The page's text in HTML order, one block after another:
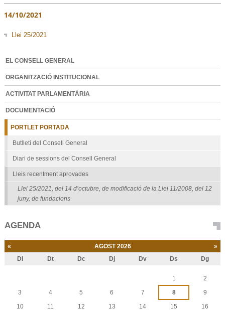
14/10/2021
Llei 25/2021
EL CONSELL GENERAL
ORGANITZACIÓ INSTITUCIONAL
ACTIVITAT PARLAMENTÀRIA
DOCUMENTACIÓ
PORTLET PORTADA
Butlletí del Consell General
Diari de sessions del Consell General
Lleis recentment aprovades
Llei 25/2021, del 14 d’octubre, de modificació de la Llei 11/2008, del 12
juny, de fundacions
AGENDA
« AGOST 2026 »
Dl Dt Dc Dj Dv Ds Dg
1
2
3
4 5 6 7 8
9
10
11 12 13 14 15
16